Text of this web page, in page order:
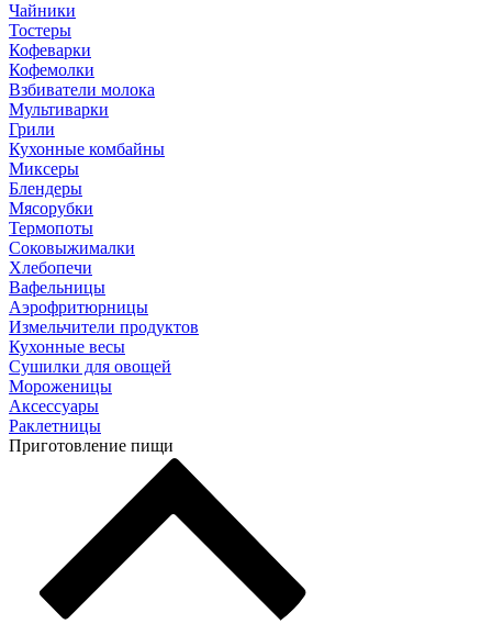
Чайники
Тостеры
Кофеварки
Кофемолки
Взбиватели молока
Мультиварки
Грили
Кухонные комбайны
Mиксеры
Блендеры
Мясорубки
Термопоты
Соковыжималки
Хлебопечи
Вафельницы
Аэрофритюрницы
Измельчители продуктов
Кухонные весы
Сушилки для овощей
Мороженицы
Аксессуары
Раклетницы
Приготовление пищи